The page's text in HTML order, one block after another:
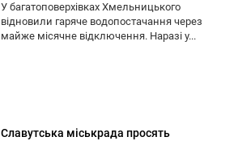
У багатоповерхівках Хмельницького
відновили гаряче водопостачання через
майже місячне відключення. Наразі у...
Славутська міськрада просять